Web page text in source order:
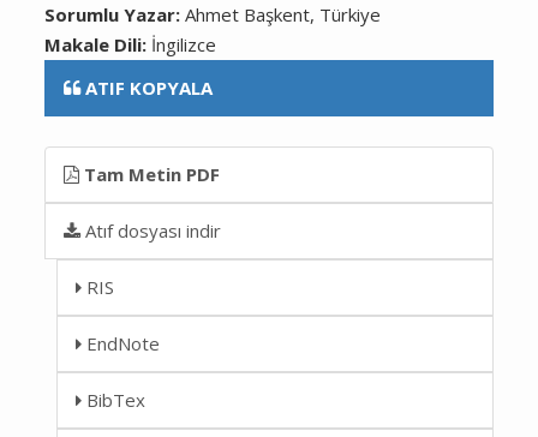
Sorumlu Yazar:Ahmet Başkent, Türkiye
Makale Dili: İngilizce
ATIF KOPYALA
Tam Metin PDF
Atıf dosyası indir
RIS
EndNote
BibTex